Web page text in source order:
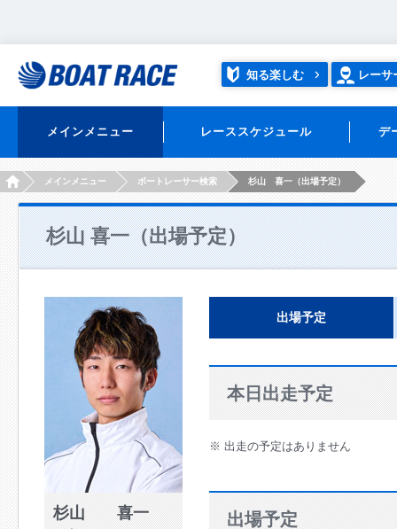
知る楽しむ レーサ
メインメニュー レーススケジュール デ
HOMEメインメニュー ボートレーサー検索 杉山 喜一（出場予定）
杉山 喜一（出場予定）
杉山 喜一
出場予定
本日出走予定
※ 出走の予定はありません
出場予定